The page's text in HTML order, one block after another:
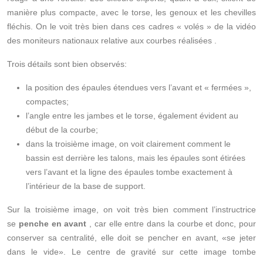
manière plus compacte, avec le torse, les genoux et les chevilles
fléchis. On le voit très bien dans ces cadres « volés » de la vidéo
des moniteurs nationaux relative aux courbes réalisées
Trois détails sont bien observés:
la position des épaules étendues vers l’avant et « fermées »,
compactes;
l’angle entre les jambes et le torse, également évident au
début de la courbe;
dans la troisième image, on voit clairement comment le
bassin est derrière les talons, mais les épaules sont étirées
vers l’avant et la ligne des épaules tombe exactement à
l’intérieur de la base de support.
Sur la troisième image, on voit très bien comment l’instructrice
se penche en avant , car elle entre dans la courbe et donc, pour
conserver sa centralité, elle doit se pencher en avant, «se jeter
dans le vide». Le centre de gravité sur cette image tombe